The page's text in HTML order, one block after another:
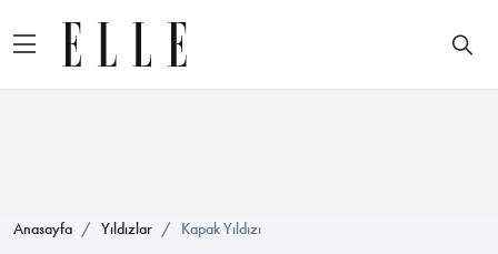
Anasayfa Yıldızlar Kapak Yıldızı